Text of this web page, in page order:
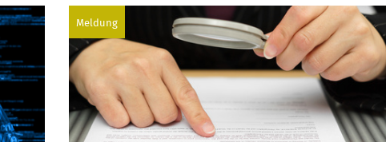
Meldung